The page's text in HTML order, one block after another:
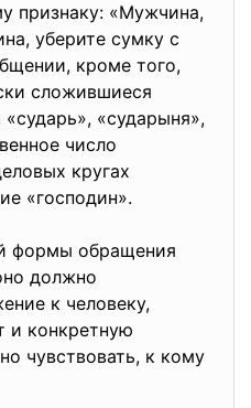
признаку: «Мужчина,
уберите сумку с
кроме того,
сложившиеся
«сударыня»,
число
кругах
«господин».
формы обращения
должно
к человеку,
и конкретную
чувствовать, к кому